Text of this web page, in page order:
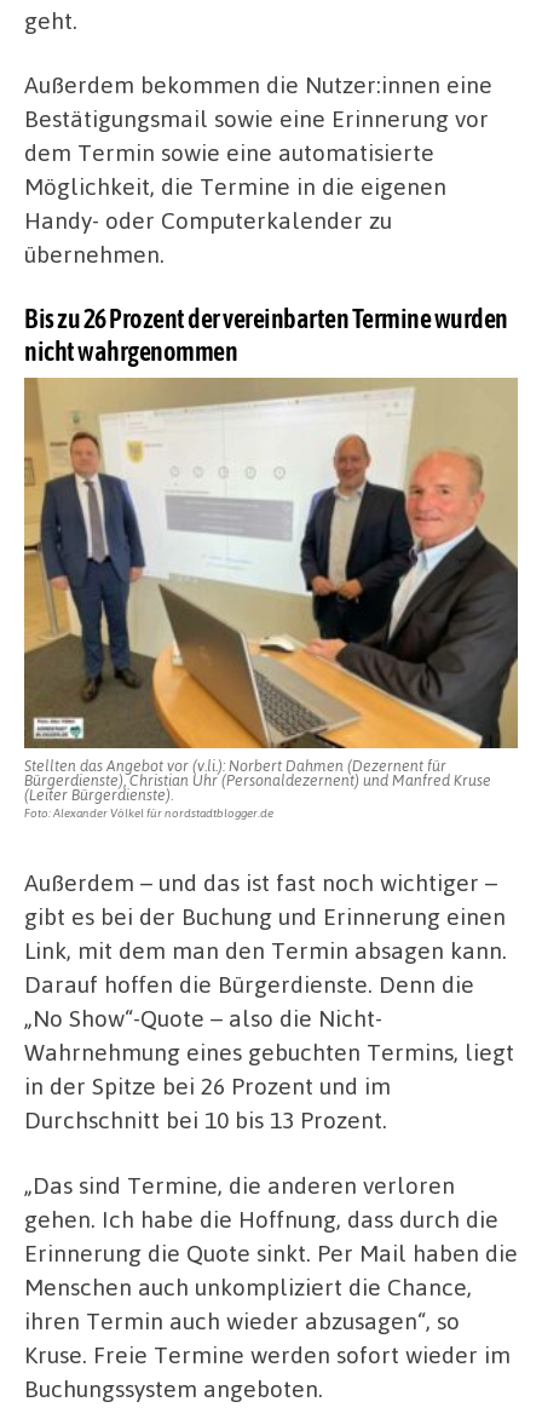
geht.
Außerdem bekommen die Nutzer:innen eine
Bestätigungsmail sowie eine Erinnerung vor
dem Termin sowie eine automatisierte
Möglichkeit, die Termine in die eigenen
Handy- oder Computerkalender zu
übernehmen.
Bis zu 26 Prozent der vereinbarten Termine wurden
nicht wahrgenommen
Stellten das Angebot vor (v.li.): Norbert Dahmen (Dezernent für
Bürgerdienste), Christian Uhr (Personaldezernent) und Manfred Kruse
(Leiter Bürgerdienste).
Foto: Alexander Völkel für nordstadtblogger.de
Außerdem – und das ist fast noch wichtiger –
gibt es bei der Buchung und Erinnerung einen
Link, mit dem man den Termin absagen kann.
Darauf hoffen die Bürgerdienste. Denn die
„No Show“-Quote – also die Nicht-
Wahrnehmung eines gebuchten Termins, liegt
in der Spitze bei 26 Prozent und im
Durchschnitt bei 10 bis 13 Prozent.
„Das sind Termine, die anderen verloren
gehen. Ich habe die Hoffnung, dass durch die
Erinnerung die Quote sinkt. Per Mail haben die
Menschen auch unkompliziert die Chance,
ihren Termin auch wieder abzusagen“, so
Kruse. Freie Termine werden sofort wieder im
Buchungssystem angeboten.